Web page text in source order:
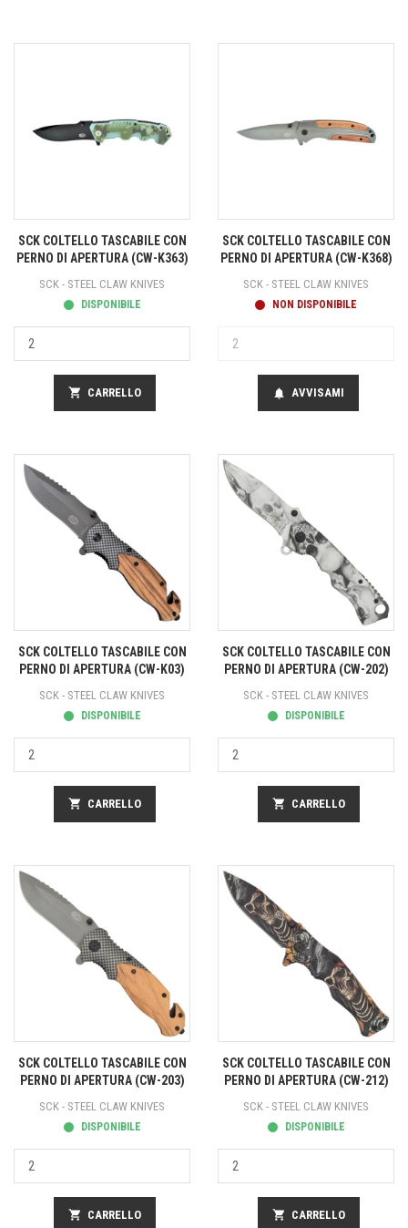
SCK COLTELLO TASCABILE CON
PERNO DI APERTURA (CW-K363)
SCK - STEEL CLAW KNIVES
DISPONIBILE
shopping_cart CARRELLO
SCK COLTELLO TASCABILE CON
PERNO DI APERTURA (CW-K368)
SCK - STEEL CLAW KNIVES
NON DISPONIBILE
notifications AVVISAMI
SCK COLTELLO TASCABILE CON
PERNO DI APERTURA (CW-K03)
SCK - STEEL CLAW KNIVES
DISPONIBILE
shopping_cart CARRELLO
SCK COLTELLO TASCABILE CON
PERNO DI APERTURA (CW-202)
SCK - STEEL CLAW KNIVES
DISPONIBILE
shopping_cart CARRELLO
SCK COLTELLO TASCABILE CON
PERNO DI APERTURA (CW-203)
SCK - STEEL CLAW KNIVES
DISPONIBILE
shopping_cart CARRELLO
SCK COLTELLO TASCABILE CON
PERNO DI APERTURA (CW-212)
SCK - STEEL CLAW KNIVES
DISPONIBILE
shopping_cart CARRELLO